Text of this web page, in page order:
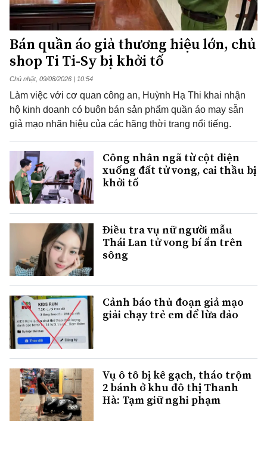
Bán quần áo giả thương hiệu lớn, chủ
shop Ti Ti-Sy bị khởi tố
Chủ nhật, 09/08/2026 | 10:54
Làm việc với cơ quan công an, Huỳnh Hạ Thi khai nhận
hộ kinh doanh có buôn bán sản phẩm quần áo may sẵn
giả mạo nhãn hiệu của các hãng thời trang nổi tiếng.
Công nhân ngã từ cột điện
xuống đất tử vong, cai thầu bị
khởi tố
Điều tra vụ nữ người mẫu
Thái Lan tử vong bí ẩn trên
sông
Cảnh báo thủ đoạn giả mạo
giải chạy trẻ em để lừa đảo
Vụ ô tô bị kê gạch, tháo trộm
2 bánh ở khu đô thị Thanh
Hà: Tạm giữ nghi phạm